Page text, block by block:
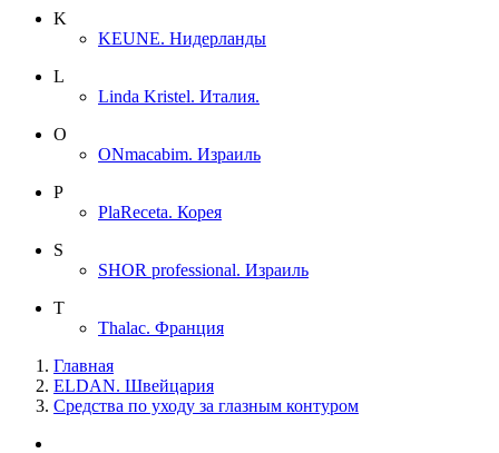
K
KEUNE. Нидерланды
L
Linda Kristel. Италия.
O
ONmacabim. Израиль
P
PlaReceta. Корея
S
SHOR professional. Израиль
T
Thalac. Франция
Главная
ELDAN. Швейцария
Средства по уходу за глазным контуром